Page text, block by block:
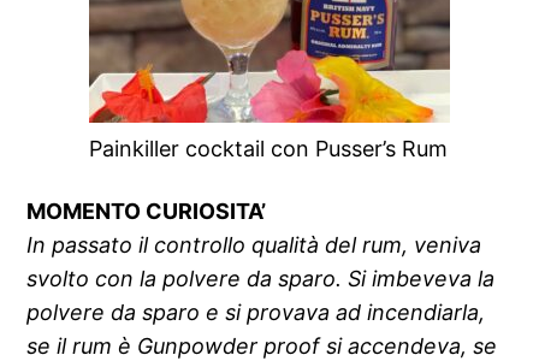
Painkiller cocktail con Pusser’s Rum
MOMENTO CURIOSITA’
In passato il controllo qualità del rum, veniva
svolto con la polvere da sparo. Si imbeveva la
polvere da sparo e si provava ad incendiarla,
se il rum è Gunpowder proof si accendeva, se